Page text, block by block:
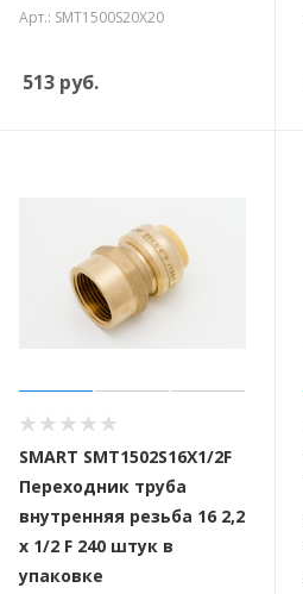
Арт.: SMT1500S20X20
513 руб.
SMART SMT1502S16X1/2F
Переходник труба
внутренняя резьба 16 2,2
х 1/2 F 240 штук в
упаковке